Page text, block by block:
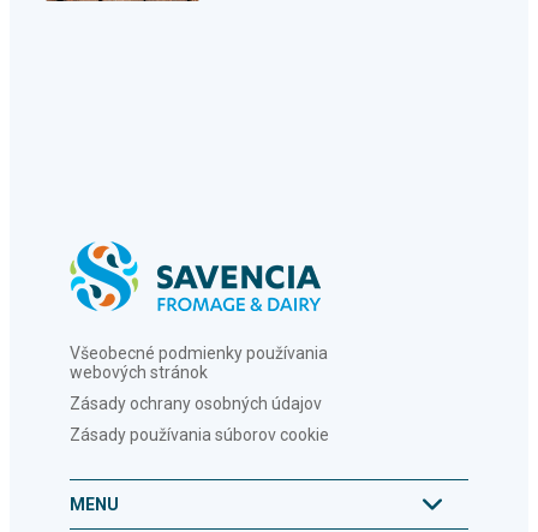
Všeobecné podmienky používania
webových stránok
Zásady ochrany osobných údajov
Zásady používania súborov cookie
MENU